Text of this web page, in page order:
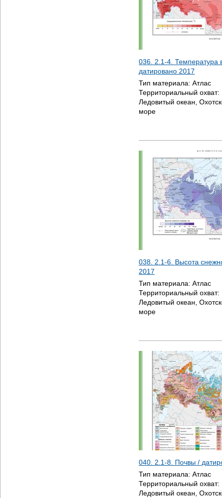
036. 2.1-4. Температура
датировано 2017
Тип материала: Атлас
Территориальный охват:
Ледовитый океан,
море
038. 2.1-6. Высота
2017
Тип материала: Атлас
Территориальный охват:
Ледовитый океан,
море
040. 2.1-8. Почвы /
Тип материала: Атлас
Территориальный охват:
Ледовитый океан,